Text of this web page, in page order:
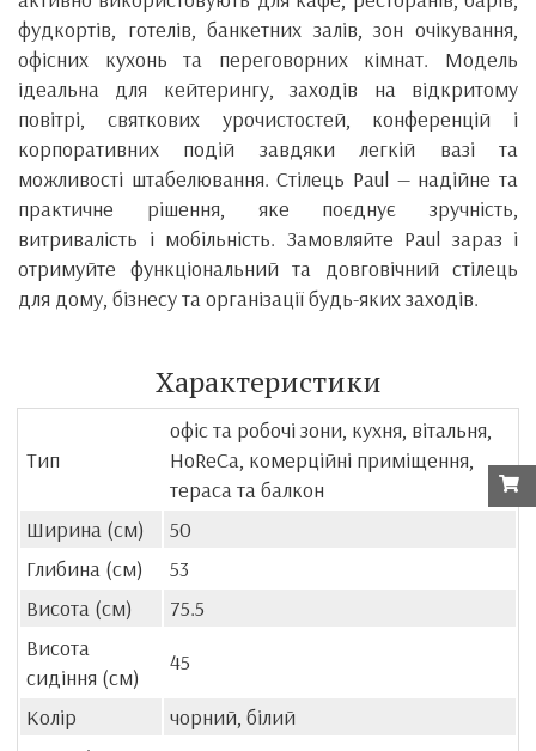
фудкортів, готелів, банкетних залів, зон очікування,
офісних кухонь та переговорних кімнат. Модель
ідеальна для кейтерингу, заходів на відкритому
повітрі, святкових урочистостей, конференцій і
корпоративних подій завдяки легкій вазі та
можливості штабелювання. Стілець Paul — надійне та
практичне рішення, яке поєднує зручність,
витривалість і мобільність. Замовляйте Paul зараз і
отримуйте функціональний та довговічний стілець
для дому, бізнесу та організації будь-яких заходів.
Характеристики
Тип
офіс та робочі зони, кухня, вітальня,
HoReCa, комерційні приміщення,
тераса та балкон
Ширина (см)
50
Глибина (см)
53
Висота (см)
75.5
Висота
сидіння (см)
45
Колір
чорний, білий